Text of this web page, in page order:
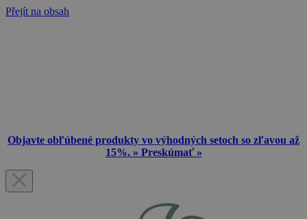
Přejít na obsah
Objavte obľúbené produkty vo výhodných setoch so zľavou až
15%. » Preskúmať »